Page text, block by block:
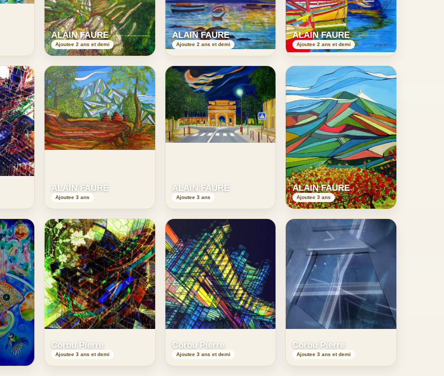
ALAIN FAURE
Ajoutee 2 ans et demi
ALAIN FAURE
Ajoutee 2 ans et demi
ALAIN FAURE
Ajoutee 2 ans et demi
ALAIN FAURE
Ajoutee 3 ans
ALAIN FAURE
Ajoutee 3 ans
ALAIN FAURE
Ajoutee 3 ans
Corbu Pierre
Ajoutee 3 ans et demi
Corbu Pierre
Ajoutee 3 ans et demi
Corbu Pierre
Ajoutee 3 ans et demi